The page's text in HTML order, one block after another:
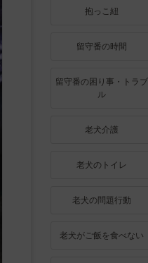
抱っこ紐
留守番の時間
留守番の困り事・トラブ
ル
老犬介護
老犬のトイレ
老犬の問題行動
老犬がご飯を食べない